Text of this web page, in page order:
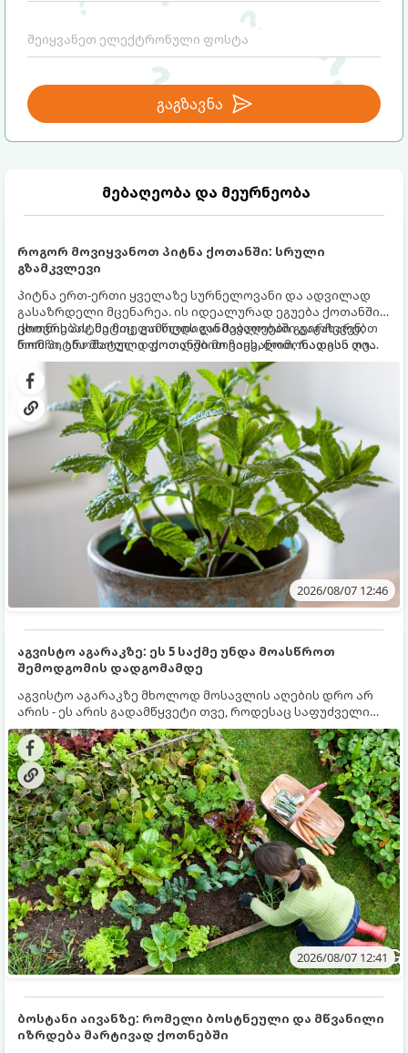
გაგზავნა
მებაღეობა და მეურნეობა
როგორ მოვიყვანოთ პიტნა ქოთანში: სრული
გზამკვლევი
პიტნა ერთ-ერთი ყველაზე სურნელოვანი და ადვილად
გასაზრდელი მცენარეა. ის იდეალურად ეგუება ქოთანში
ცხოვრებას, მეტიც, გამოცდილი მებაღეები გვირჩევენ,
რომ პიტნა მხოლოდ ქოთანში მოვიყვანოთ, რადგან ღია
გრუნტში (ბაღში) დარგვისას ის ფესვებით ძალიან
სწრაფად ვრცელდება და სხვა მცენარეებს ავიწროებს.
ქოთნის პიტნა მთელი წლის განმავლობაში გაგახარებთ
ნორჩი, არომატული ფოთლებით ჩაის, ლიმონათისა თუ
კერძებისთვის.
2026/08/07 12:46
აგვისტო აგარაკზე: ეს 5 საქმე უნდა მოასწროთ
შემოდგომის დადგომამდე
აგვისტო აგარაკზე მხოლოდ მოსავლის აღების დრო არ
არის - ეს არის გადამწყვეტი თვე, როდესაც საფუძველი
ეყრება მომავალი წლის მოსავალს და ბაღი მზადდება
შემოდგომა-ზამთრის სეზონისთვის. იმისათვის, რომ
ნიადაგმა ენერგია აღიდგინოს, ხოლო მცენარეებმა
ზამთარს გაუძლონ, აგვისტოს ბოლომდე 5
მნიშვნელოვანი საქმის გაკეთება უნდა მოასწროთ:
2026/08/07 12:41
ბოსტანი აივანზე: რომელი ბოსტნეული და მწვანილი
იზრდება მარტივად ქოთნებში